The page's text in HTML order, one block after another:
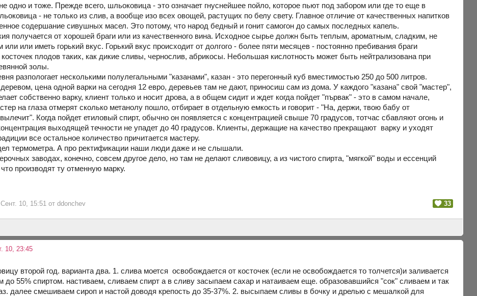
одно и тоже. Прежде всего, шльоковица - это означает гнуснейшее пойло, которое пьют под забором или где то еще в
- не только из слив, а вообще изо всех овощей, растущих по белу свету. Главное отличие от качественных напитков
содершание сивушных масел. Это потому, что народ бедный и гонит самогон до самых последных капель.
получается от хорошей браги или из качественного вина. Исходное сырье должн быть теплым, ароматным, сладким, не
или иметь горький вкус. Горький вкус происходит от долгого - более пяти месяцев - постоянно пребивания браги
плодов таких, как дикие сливы, чернослив, абрикосы. Небольшая кислотность может быть нейтрализована при
золы.
разпологает несколькими полулегальными "казанами", казан - это перегонный куб вместимостью 250 до 500 литров.
цена одной варки на сегодня 12 евро, деревьев там не дают, приносиш сам из дома. У каждого "казана" свой "мастер",
собственно варку, клиент только и носит дрова, а в общем сидит и ждет когда пойдет "първак" - это в самом начале,
на глаза отмерят сколько метанолу пошло, отбирает в отдельную емкость и говорит - "На, держи, твою бабу от
Когда пойдет етиловый спирт, обычно он появляется с концентрацией свыше 70 градусов, тотчас сбавляют огонь и
выходящей течности не упадет до 40 градусов. Клиенты, держащие на качество прекращают варку и уходят
все остальное количество причитается мастеру.
термометра. А про ректификации наши люди даже и не слышали.
заводах, конечно, совсем другое дело, но там не делают сливовицу, а из чистого спирта, "мягкой" воды и ессенций
производят ту отменную марку.
10, 15:51 от ddonchev 33
10, 23:45
второй год. варианта два. 1. слива моется освобождается от косточек (если не освобождается то толчется)и заливается
до 55% спиртом. настиваем, сливаем спирт а в сливу засыпаем сахар и натаиваем еще. образовавшийся "сок" сливаем и так
далее смешиваем сироп и настой доводя крепость до 35-37%. 2. высыпаем сливы в бочку и дрелью с мешалкой для